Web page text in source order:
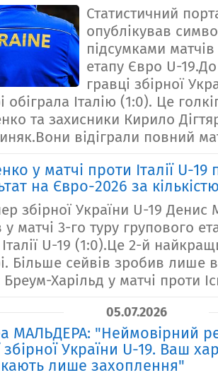
Статистичний
опублікував
підсумками
етапу Євро U-
гравці збірної
обіграла Італію (1:0). Це
та захисники Кирило
відіграли повний
у матчі проти Італії U-19
на Євро-2026 за
збірної України U-19
у матчі 3-го туру групового
U-19 (1:0).Це 2-й
Більше сейвів зробив лише
Бреум-Харільд у матчі проти
05.07.2026
МАЛЬДЕРА: "Неймовірний
України U-19. Ваш
лише захоплення"